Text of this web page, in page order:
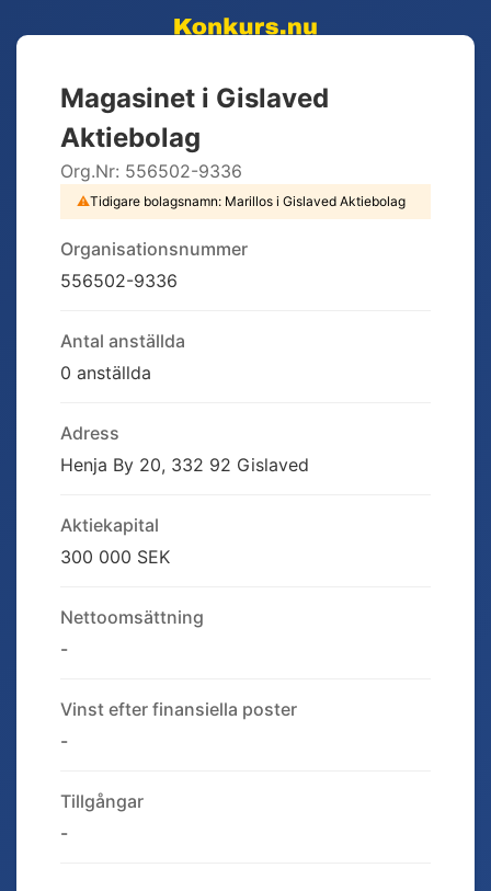
Magasinet i Gislaved
Aktiebolag
Org.Nr: 556502-9336
⚠Tidigare bolagsnamn: Marillos i Gislaved Aktiebolag
Organisationsnummer
556502-9336
Antal anställda
0 anställda
Adress
Henja By 20, 332 92 Gislaved
Aktiekapital
300 000 SEK
Nettoomsättning
-
Vinst efter finansiella poster
-
Tillgångar
-